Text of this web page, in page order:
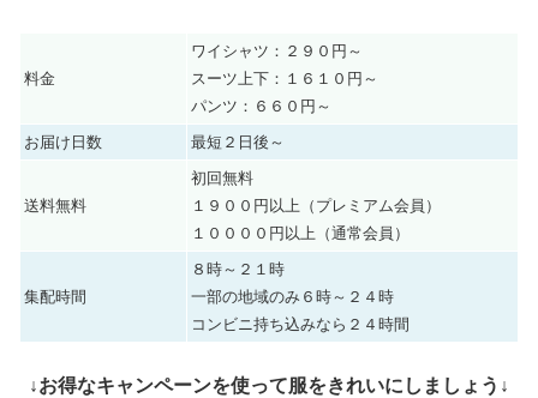
料金
ワイシャツ：２９０円～
スーツ上下：１６１０円～
パンツ：６６０円～
お届け日数
最短２日後～
送料無料
初回無料
１９００円以上（プレミアム会員）
１００００円以上（通常会員）
集配時間
８時～２１時
一部の地域のみ６時～２４時
コンビニ持ち込みなら２４時間
↓お得なキャンペーンを使って服をきれいにしましょう↓